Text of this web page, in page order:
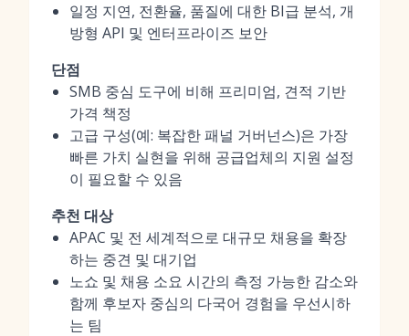
일정 지연, 전환율, 품질에 대한 BI급 분석, 개
방형 API 및 엔터프라이즈 보안
단점
SMB 중심 도구에 비해 프리미엄, 견적 기반
가격 책정
고급 구성(예: 복잡한 패널 거버넌스)은 가장
빠른 가치 실현을 위해 공급업체의 지원 설정
이 필요할 수 있음
추천 대상
APAC 및 전 세계적으로 대규모 채용을 확장
하는 중견 및 대기업
노쇼 및 채용 소요 시간의 측정 가능한 감소와
함께 후보자 중심의 다국어 경험을 우선시하
는 팀